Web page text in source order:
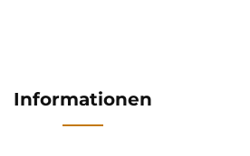
Informationen